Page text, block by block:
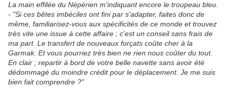
La main effilée du Népérien m'indiquant encore le troupeau bleu.
- "Si ces bêtes imbéciles ont fini par s'adapter, faites donc de
même, familiarisez-vous aux spécificités de ce monde et trouvez
très vite une issue à cette affaire ; c'est un conseil sans frais de
ma part. Le transfert de nouveaux forçats coûte cher à la
Garmak. Et vous pourriez très bien ne rien nous coûter du tout.
En clair ; repartir à bord de votre belle navette sans avoir été
dédommagé du moindre crédit pour le déplacement. Je me suis
bien fait comprendre ?"